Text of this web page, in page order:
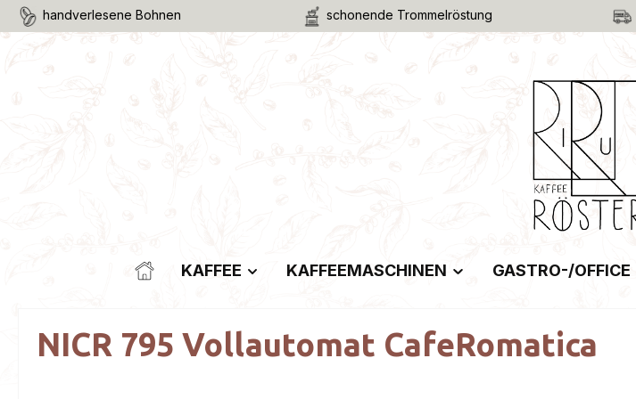
Hauptinhalt springen
Zur Suche springen
Zur Hauptnavigation springen
handverlesene Bohnen schonende Trommelröstung
KAFFEE KAFFEEMASCHINEN GASTRO-/OFFICE
NICR 795 Vollautomat CafeRomatica